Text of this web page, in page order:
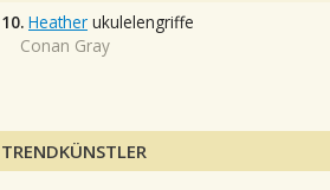
10. Heather ukulelengriffe
Conan Gray
TRENDKÜNSTLER